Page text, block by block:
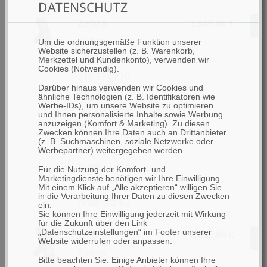
DATENSCHUTZ
Um die ordnungsgemäße Funktion unserer
Website sicherzustellen (z. B. Warenkorb,
Merkzettel und Kundenkonto), verwenden wir
Cookies (Notwendig).
Darüber hinaus verwenden wir Cookies und
ähnliche Technologien (z. B. Identifikatoren wie
Werbe-IDs), um unsere Website zu optimieren
und Ihnen personalisierte Inhalte sowie Werbung
anzuzeigen (Komfort & Marketing). Zu diesen
Zwecken können Ihre Daten auch an Drittanbieter
(z. B. Suchmaschinen, soziale Netzwerke oder
Werbepartner) weitergegeben werden.
Für die Nutzung der Komfort- und
Marketingdienste benötigen wir Ihre Einwilligung.
Mit einem Klick auf „Alle akzeptieren“ willigen Sie
in die Verarbeitung Ihrer Daten zu diesen Zwecken
ein.
Sie können Ihre Einwilligung jederzeit mit Wirkung
für die Zukunft über den Link
„Datenschutzeinstellungen“ im Footer unserer
Website widerrufen oder anpassen.
Bitte beachten Sie: Einige Anbieter können Ihre
Zebra
Zebra
MC3300x,
2D, SE4770,
SR, BT,
WLAN, NFC,
47-Key
alpha-
num., IP64,
Gun,
Android 10
1.549,00 €
Zebra
1.455,00 €